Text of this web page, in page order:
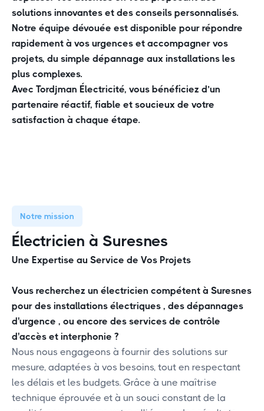
solutions innovantes et des conseils personnalisés.
Notre équipe dévouée est disponible pour répondre
rapidement à vos urgences et accompagner vos
projets, du simple dépannage aux installations les
plus complexes.
Avec Tordjman Électricité, vous bénéficiez d’un
partenaire réactif, fiable et soucieux de votre
satisfaction à chaque étape.
Notre mission
Électricien à Suresnes
Une Expertise au Service de Vos Projets
Vous recherchez un électricien compétent à Suresnes
pour des installations électriques , des dépannages
d'urgence , ou encore des services de contrôle
d'accès et interphonie ?
Nous nous engageons à fournir des solutions sur
mesure, adaptées à vos besoins, tout en respectant
les délais et les budgets. Grâce à une maîtrise
technique éprouvée et à un souci constant de la